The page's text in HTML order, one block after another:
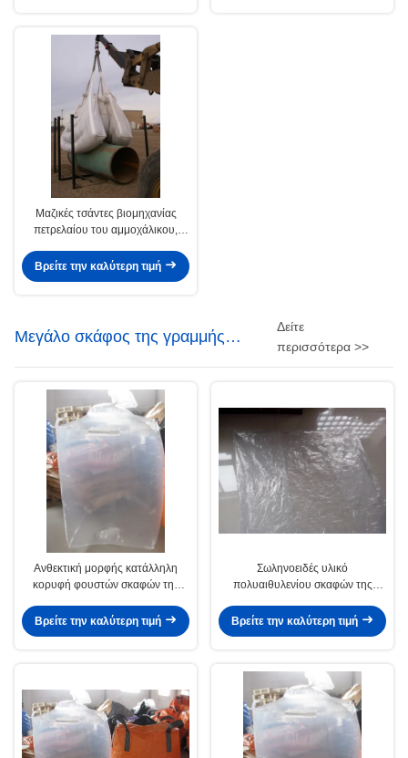
Μαζικές τσάντες βιομηχανίας
πετρελαίου του αμμοχάλικου,
Βρείτε την καλύτερη τιμή
Μεγάλο σκάφος της γραμμής
τσαντών
Δείτε
περισσότερα >>
Ανθεκτική μορφής κατάλληλη
κορυφή φουστών σκαφών της
την πλήρωση του τοπ τύπου
σωλήνων
Βρείτε την καλύτερη τιμή
Σωληνοειδές υλικό
πολυαιθυλενίου σκαφών της
μεγάλο, κενό ή τυπωμένος
Βρείτε την καλύτερη τιμή